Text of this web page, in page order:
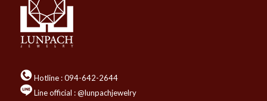
Hotline :094-642-2644
Line official : @lunpachjewelry